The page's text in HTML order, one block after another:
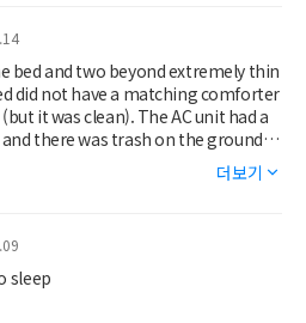
bed and two beyond extremely thin
it was clean). The AC unit had a
there was trash on the grounds
The staff were very friendly and personable.
더보기
sleep